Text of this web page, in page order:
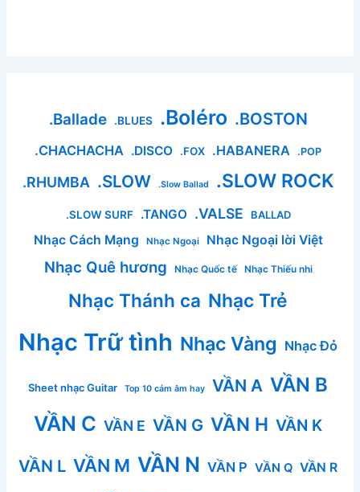
.Ballade .BLUES .Boléro .BOSTON
.CHACHACHA .DISCO .FOX .HABANERA .POP
.RHUMBA .SLOW .Slow Ballad .SLOW ROCK
.SLOW SURF .TANGO .VALSE BALLAD
Nhạc Cách Mạng Nhạc Ngoại Nhạc Ngoại lời Việt
Nhạc Quê hương Nhạc Quốc tế Nhạc Thiếu nhi
Nhạc Thánh ca Nhạc Trẻ
Nhạc Trữ tình Nhạc Vàng Nhạc Đỏ
Sheet nhạc Guitar Top 10 cảm âm hay VẦN A VẦN B
VẦN C VẦN E VẦN G VẦN H VẦN K
VẦN L VẦN M VẦN N VẦN P VẦN Q VẦN R